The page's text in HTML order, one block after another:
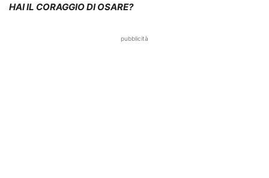
HAI IL CORAGGIO DI OSARE?
pubblicità